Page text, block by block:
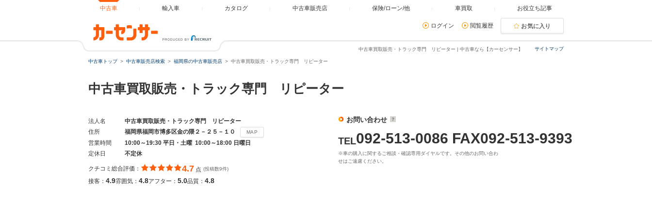
中古車 輸入車 カタログ 中古車販売店 保険/ローン/他 車買取 お役立ち記事
ログイン 閲覧履歴 お気に入り
サイトマップ
中古車買取販売・トラック専門 リピーター | 中古車なら【カーセンサー】
中古車トップ 中古車販売店検索 福岡県の中古車販売店 中古車買取販売・トラック専門 リピーター
中古車買取販売・トラック専門 リピーター
法人名
中古車買取販売・トラック専門 リピーター
住所
福岡県福岡市博多区金の隈２－２５－１０ MAP
営業時間
10:00～19:30 平日・土曜 10:00～18:00 日曜日
定休日
不定休
クチコミ総合評価： 4.7 点 (投稿数9件)
接客： 4.9雰囲気： 4.8アフター： 5.0品質： 4.8
お問い合わせ
TEL092-513-0086 FAX092-513-9393
※車の購入に関するご相談・確認専用ダイヤルです。その他のお問い合わ
せはご遠慮ください。